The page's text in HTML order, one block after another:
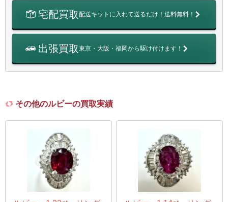
宅配買取配送キットに入れて送るだけ！送料無料！
出張買取東京・大阪・福岡から駆け付けます！
その他のルビーの買取実績